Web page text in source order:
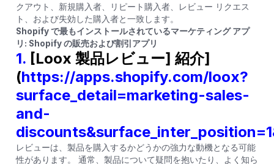
クアウト、新規購入者、リピート購入者、レビュー リクエス
ト、および失効した購入者と一致します。
Shopify で最もインストールされているマーケティング アプ
リ: Shopify の販売および割引アプリ
1. [Loox 製品レビュー] 紹介]
(https://apps.shopify.com/loox?
surface_detail=marketing-sales-
and-
レビューは、製品を購入するかどうかの強力な動機となる可能
性があります。 通常、製品について疑問を抱いたり、よく知ら